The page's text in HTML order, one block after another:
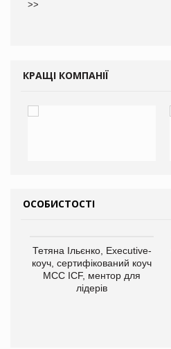
>>
КРАЩІ КОМПАНІЇ
ОСОБИСТОСТІ
Тетяна Ільєнко, Executive-
коуч, сертифікований коуч
МСС ICF, ментор для
лідерів